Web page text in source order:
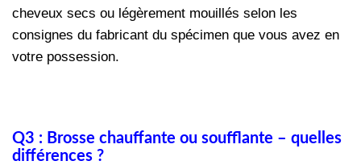
cheveux secs ou légèrement mouillés selon les
consignes du fabricant du spécimen que vous avez en
votre possession.
Q3 : Brosse chauffante ou soufflante – quelles
différences ?